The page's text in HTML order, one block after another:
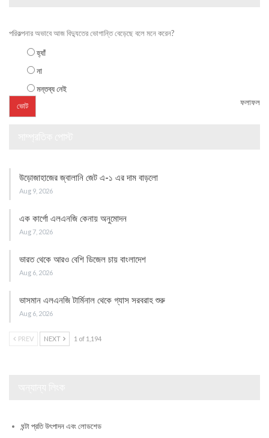
পরিকল্পনার অভাবে আজ বিদ্যুতের ভোগান্তি বেড়েছে বলে মনে করেন?
হ্যাঁ
না
মন্তব্য নেই
ফলাফল
উড়োজাহাজের জ্বালানি জেট এ-১ এর দাম বাড়লো
Aug 9, 2026
এক কার্গো এলএনজি কেনায় অনুমোদন
Aug 7, 2026
ভারত থেকে আরও বেশি ডিজেল চায় বাংলাদেশ
Aug 6, 2026
ভাসমান এলএনজি টার্মিনাল থেকে গ্যাস সরবরাহ শুরু
Aug 6, 2026
PREV NEXT 1 of 1,194
ঘন্টা প্রতি উৎপাদন এবং লোডশেড